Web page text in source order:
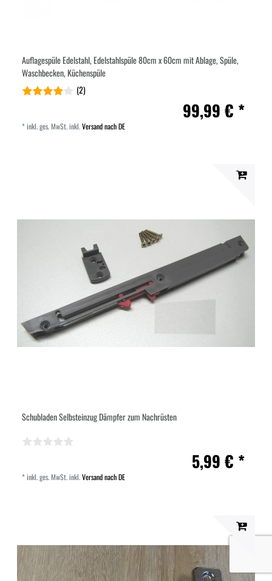
Auflagespüle Edelstahl, Edelstahlspüle 80cm x 60cm mit Ablage, Spüle,
Waschbecken, Küchenspüle
(2)
99,99 € *
*inkl. ges. MwSt.inkl.Versand nach DE
Schubladen Selbsteinzug Dämpfer zum Nachrüsten
5,99 € *
*inkl. ges. MwSt.inkl.Versand nach DE